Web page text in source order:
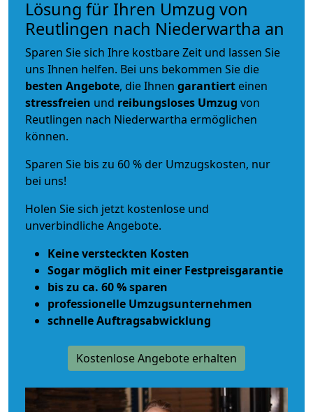
Lösung für Ihren Umzug von
Reutlingen nach Niederwartha an
Sparen Sie sich Ihre kostbare Zeit und lassen Sie
uns Ihnen helfen. Bei uns bekommen Sie die
besten Angebote, die Ihnen garantiert einen
stressfreien und reibungsloses Umzug von
Reutlingen nach Niederwartha ermöglichen
können.
Sparen Sie bis zu 60 % der Umzugskosten, nur
bei uns!
Holen Sie sich jetzt kostenlose und
unverbindliche Angebote.
Keine versteckten Kosten
Sogar möglich mit einer Festpreisgarantie
bis zu ca. 60 % sparen
professionelle Umzugsunternehmen
schnelle Auftragsabwicklung
Kostenlose Angebote erhalten